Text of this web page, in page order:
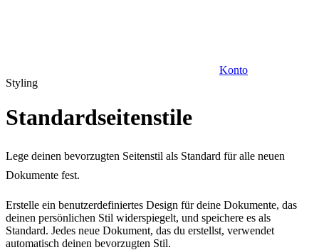
Konto
Styling
Standardseitenstile
Lege deinen bevorzugten Seitenstil als Standard für alle neuen
Dokumente fest.
Erstelle ein benutzerdefiniertes Design für deine Dokumente, das
deinen persönlichen Stil widerspiegelt, und speichere es als
Standard. Jedes neue Dokument, das du erstellst, verwendet
automatisch deinen bevorzugten Stil.